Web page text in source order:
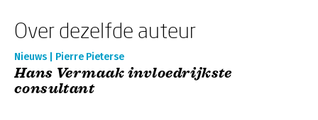
Over dezelfde auteur
Nieuws | Pierre Pieterse
Hans Vermaak invloedrijkste
consultant